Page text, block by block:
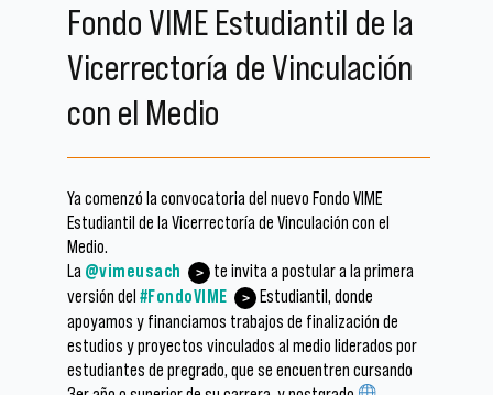
Fondo VIME Estudiantil de la
Vicerrectoría de Vinculación
con el Medio
Ya comenzó la convocatoria del nuevo Fondo VIME
Estudiantil de la Vicerrectoría de Vinculación con el
Medio.
La @vimeusach
te invita a postular a la primera
versión del #FondoVIME
Estudiantil, donde
apoyamos y financiamos trabajos de finalización de
estudios y proyectos vinculados al medio liderados por
estudiantes de pregrado, que se encuentren cursando